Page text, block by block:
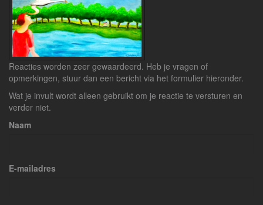
Reacties worden zeer gewaardeerd. Heb je vragen of
opmerkingen, stuur dan een bericht via het formulier hieronder.
Wat je invult wordt alleen gebruikt om je reactie te versturen en
verder niet.
Naam
E-mailadres